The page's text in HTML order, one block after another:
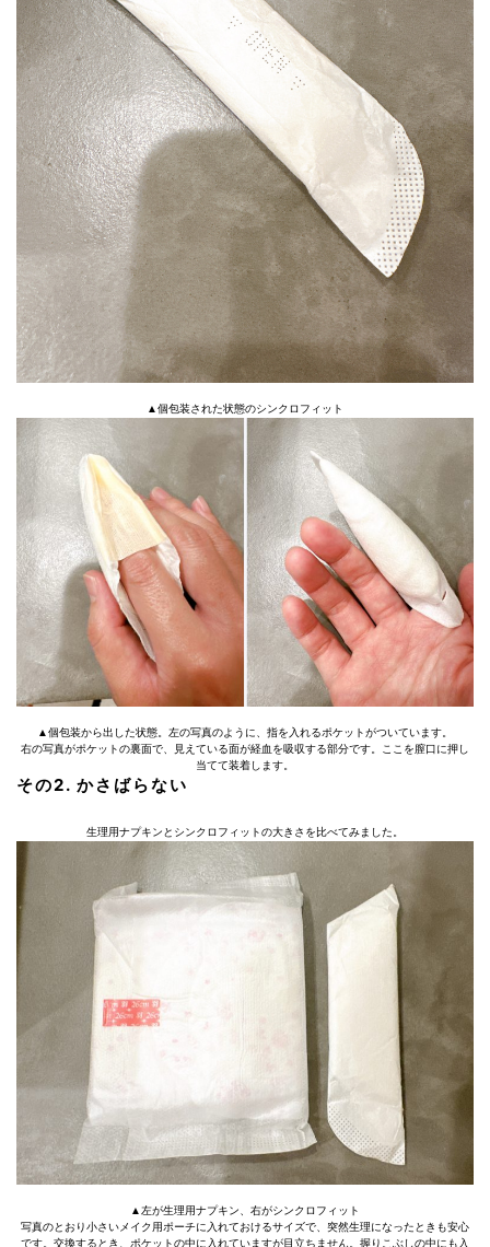
▲個包装された状態のシンクロフィット
▲個包装から出した状態。左の写真のように、指を入れるポケットがついています。
右の写真がポケットの裏面で、見えている面が経血を吸収する部分です。ここを膣口に押し
当てて装着します。
その2. かさばらない
生理用ナプキンとシンクロフィットの大きさを比べてみました。
▲左が生理用ナプキン、右がシンクロフィット
写真のとおり小さいメイク用ポーチに入れておけるサイズで、突然生理になったときも安心
です。交換するとき、ポケットの中に入れていますが目立ちません。握りこぶしの中にも入